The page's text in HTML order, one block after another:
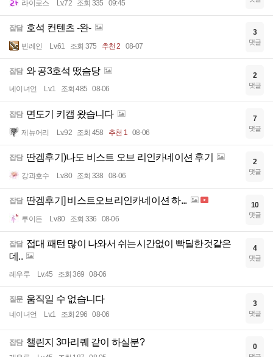
라이로스 Lv.72 조회 335 09:45
잡담 호석 컨텐츠 -완-
빈레인 Lv.61 조회 375 추천 2 08-07
3
댓글
잡담 와 공3호석 떴슴당
네이녀언 Lv.1 조회 485 08-06
2
댓글
잡담 면도기 키캡 왔습니다
제뉴어리 Lv.92 조회 458 추천 1 08-06
7
댓글
잡담 딴겜후기)나도 비스트 오브 리인카네이션 후기
강과호수 Lv.80 조회 338 08-06
2
댓글
잡담 딴겜후기] 비스트오브리인카네이션 하...
루이든 Lv.80 조회 336 08-06
10
댓글
잡담 접대 패턴 많이 나와서 쉬는시간없이 빡딜한것같은
데..
레우루 Lv.45 조회 369 08-06
4
댓글
질문 움직일 수 없습니다
네이녀언 Lv.1 조회 296 08-06
3
댓글
잡담 챌린지 3마리퀘 같이 하실분? 0